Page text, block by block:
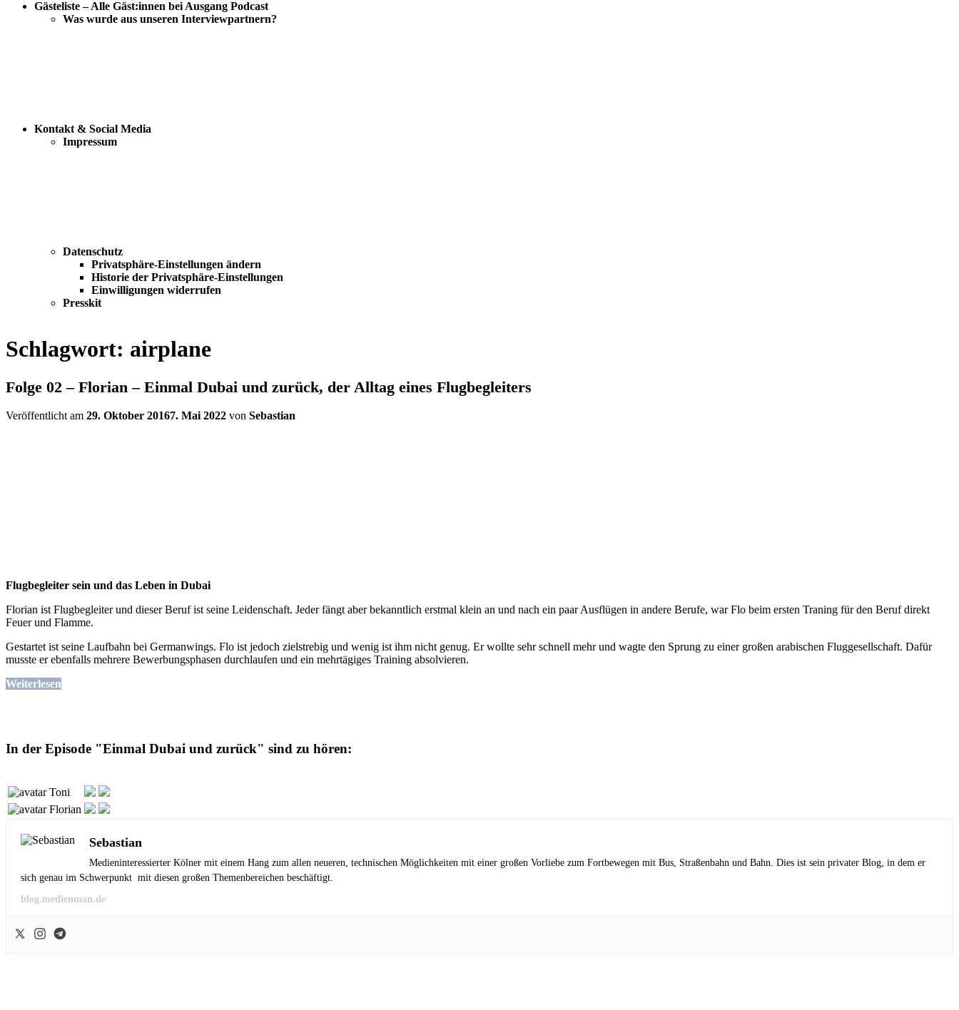
Gästeliste – Alle Gäst:innen bei Ausgang Podcast
Was wurde aus unseren Interviewpartnern?
Kontakt & Social Media
Impressum
Datenschutz
Privatsphäre-Einstellungen ändern
Historie der Privatsphäre-Einstellungen
Einwilligungen widerrufen
Presskit
Schlagwort: airplane
Folge 02 – Florian – Einmal Dubai und zurück, der Alltag eines Flugbegleiters
Veröffentlicht am 29. Oktober 20167. Mai 2022 von Sebastian
Flugbegleiter sein und das Leben in Dubai
Florian ist Flugbegleiter und dieser Beruf ist seine Leidenschaft. Jeder fängt aber bekanntlich erstmal klein an und nach ein paar Ausflügen in andere Berufe, war Flo beim ersten Traning für den Beruf direkt
Feuer und Flamme.
Gestartet ist seine Laufbahn bei Germanwings. Flo ist jedoch zielstrebig und wenig ist ihm nicht genug. Er wollte sehr schnell mehr und wagte den Sprung zu einer großen arabischen Fluggesellschaft. Dafür
musste er ebenfalls mehrere Bewerbungsphasen durchlaufen und ein mehrtägiges Training absolvieren.
Weiterlesen
In der Episode "Einmal Dubai und zurück" sind zu hören:
Toni
Florian
Sebastian
Medieninteressierter Kölner mit einem Hang zum allen neueren, technischen Möglichkeiten mit einer großen Vorliebe zum Fortbewegen mit Bus, Straßenbahn und Bahn. Dies ist sein privater Blog, in dem er
sich genau im Schwerpunkt mit diesen großen Themenbereichen beschäftigt.
blog.medienman.de